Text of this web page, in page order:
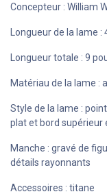
Concepteur : William
Longueur de la lame :
Longueur totale : 9
Matériau de la lame :
Style de la lame :
plat et bord supérieur
Manche : gravé de
détails rayonnants
Accessoires : titane